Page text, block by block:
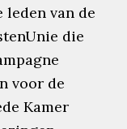
leden van de
die
voor de
Kamer